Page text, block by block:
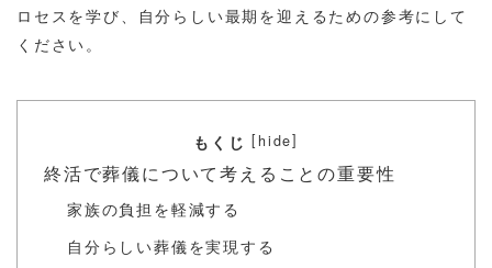
ロセスを学び、自分らしい最期を迎えるための参考にして
ください。
もくじ [hide]
終活で葬儀について考えることの重要性
家族の負担を軽減する
自分らしい葬儀を実現する